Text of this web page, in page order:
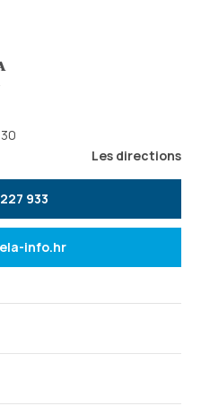
Les directions
933
info.hr